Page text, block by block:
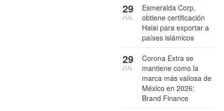
Esmeralda Corp.
obtiene certificación
Halal para exportar a
países islámicos
29
JUL
Corona Extra se
mantiene como la
marca más valiosa de
México en 2026:
Brand Finance
29
JUL